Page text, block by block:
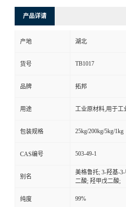
产品详请
产地 湖北
货号 TB1017
品牌 拓邦
用途 工业原材料,用于工
包装规格 25kg/200kg/5kg/1kg
CAS编号 503-49-1
别名
美格鲁托; 3-羟基-
二酸; 羟甲戊二酸;
纯度 99%